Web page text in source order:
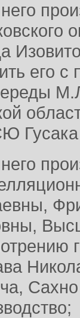
его с